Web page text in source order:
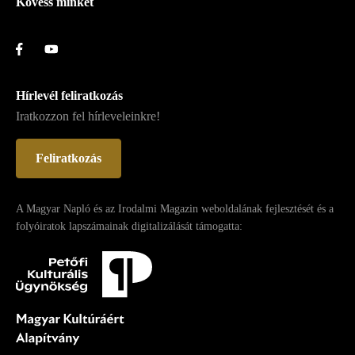
Hírlevél feliratkozás
Iratkozzon fel hírleveleinkre!
Feliratkozás
A Magyar Napló és az Irodalmi Magazin weboldalának fejlesztését és a
folyóiratok lapszámainak digitalizálását támogatta: